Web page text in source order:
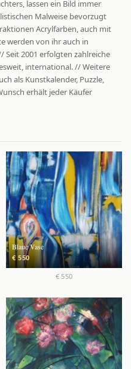
lassen ein Bild immer
Malweise bevorzugt
Acrylfarben, auch mit
werden von ihr auch in
Seit 2001 erfolgten zahlreiche
international. // Weitere
als Kunstkalender, Puzzle,
erhält jeder Käufer
Blaue Vase
€ 550
€ 550